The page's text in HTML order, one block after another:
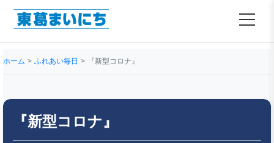
ホーム ふれあい毎日 『新型コロナ』
『新型コロナ』